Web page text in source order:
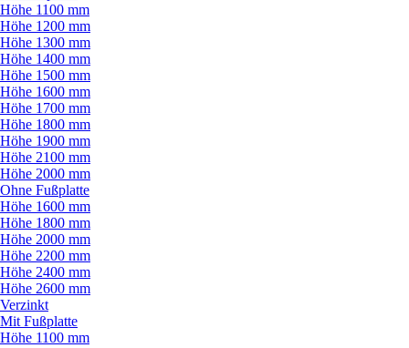
Höhe 1100 mm
Höhe 1200 mm
Höhe 1300 mm
Höhe 1400 mm
Höhe 1500 mm
Höhe 1600 mm
Höhe 1700 mm
Höhe 1800 mm
Höhe 1900 mm
Höhe 2100 mm
Höhe 2000 mm
Ohne Fußplatte
Höhe 1600 mm
Höhe 1800 mm
Höhe 2000 mm
Höhe 2200 mm
Höhe 2400 mm
Höhe 2600 mm
Verzinkt
Mit Fußplatte
Höhe 1100 mm